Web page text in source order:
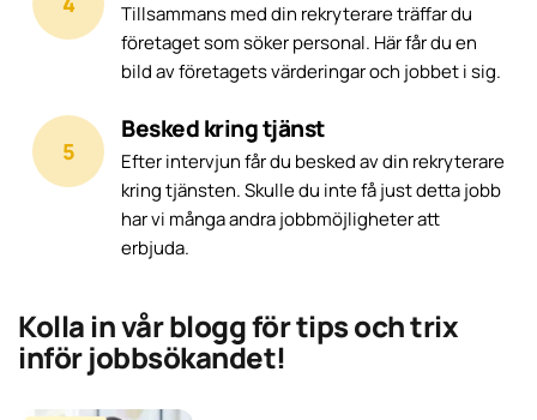
Tillsammans med din rekryterare träffar du
företaget som söker personal. Här får du en
bild av företagets värderingar och jobbet i sig.
Besked kring tjänst
Efter intervjun får du besked av din rekryterare
kring tjänsten. Skulle du inte få just detta jobb
har vi många andra jobbmöjligheter att
erbjuda.
Kolla in vår blogg för tips och trix
inför jobbsökandet!